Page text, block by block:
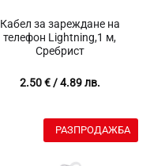
Кабел за зареждане на
телефон Lightning,1 м,
Сребрист
2.50€/ 4.89 лв.
РАЗПРОДАЖБА